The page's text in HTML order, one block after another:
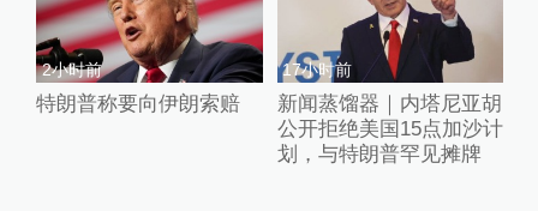
2小时前
特朗普称要向伊朗索赔
17小时前
新闻蒸馏器｜内塔尼亚胡
公开拒绝美国15点加沙计
划，与特朗普罕见摊牌